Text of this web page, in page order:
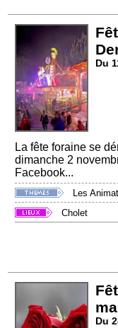
Du
La fête foraine se
dimanche 2
Facebook...
Les
Cholet
Du